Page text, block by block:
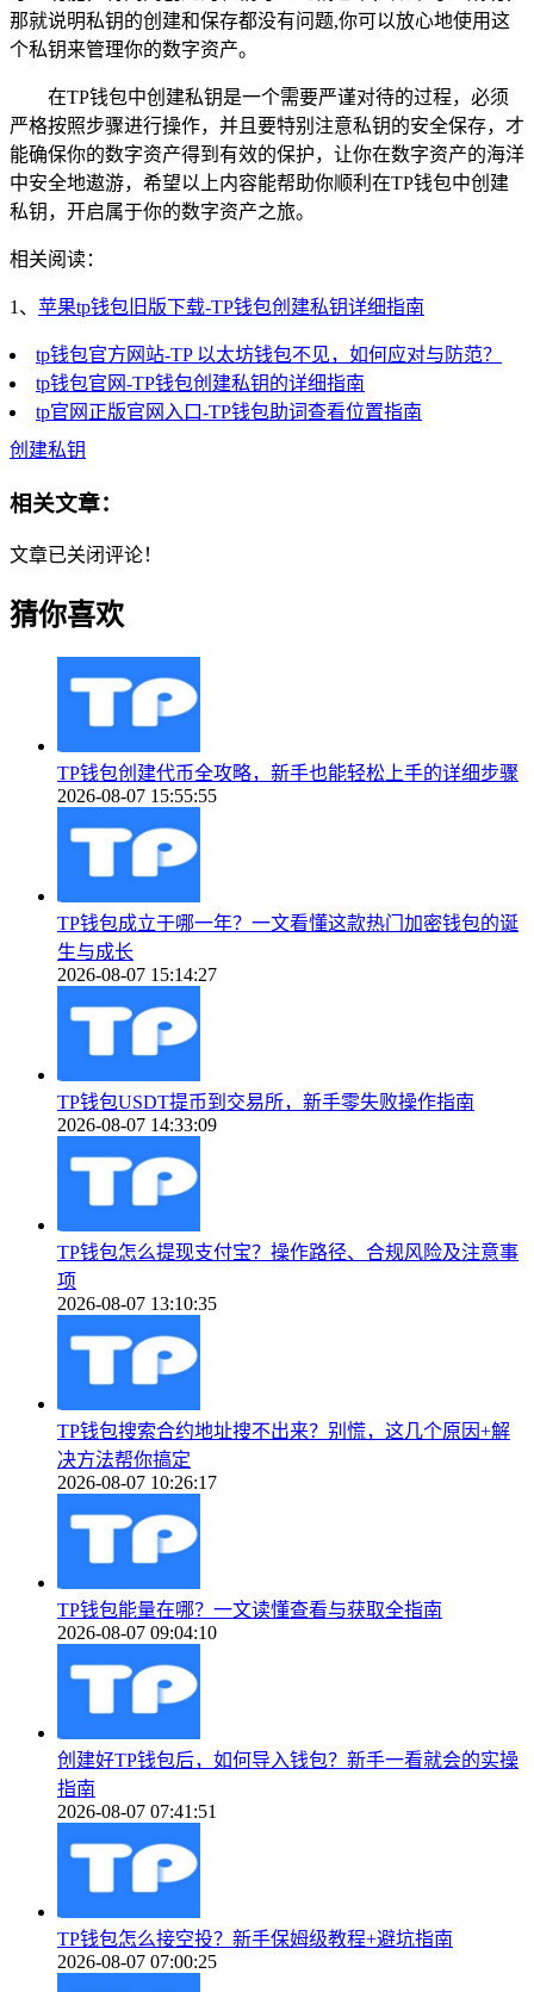
那就说明私钥的创建和保存都没有问题,你可以放心地使用这
个私钥来管理你的数字资产。
在TP钱包中创建私钥是一个需要严谨对待的过程，必须
严格按照步骤进行操作，并且要特别注意私钥的安全保存，才
能确保你的数字资产得到有效的保护，让你在数字资产的海洋
中安全地遨游，希望以上内容能帮助你顺利在TP钱包中创建
私钥，开启属于你的数字资产之旅。
相关阅读：
1、 苹果tp钱包旧版下载-TP钱包创建私钥详细指南
tp钱包官方网站-TP 以太坊钱包不见，如何应对与防范？
tp钱包官网-TP钱包创建私钥的详细指南
tp官网正版官网入口-TP钱包助词查看位置指南
创建私钥
相关文章：
文章已关闭评论！
猜你喜欢
TP钱包创建代币全攻略，新手也能轻松上手的详细步骤
2026-08-07 15:55:55
TP钱包成立于哪一年？一文看懂这款热门加密钱包的诞
生与成长
2026-08-07 15:14:27
TP钱包USDT提币到交易所，新手零失败操作指南
2026-08-07 14:33:09
TP钱包怎么提现支付宝？操作路径、合规风险及注意事
项
2026-08-07 13:10:35
TP钱包搜索合约地址搜不出来？别慌，这几个原因+解
决方法帮你搞定
2026-08-07 10:26:17
TP钱包能量在哪？一文读懂查看与获取全指南
2026-08-07 09:04:10
创建好TP钱包后，如何导入钱包？新手一看就会的实操
指南
2026-08-07 07:41:51
TP钱包怎么接空投？新手保姆级教程+避坑指南
2026-08-07 07:00:25